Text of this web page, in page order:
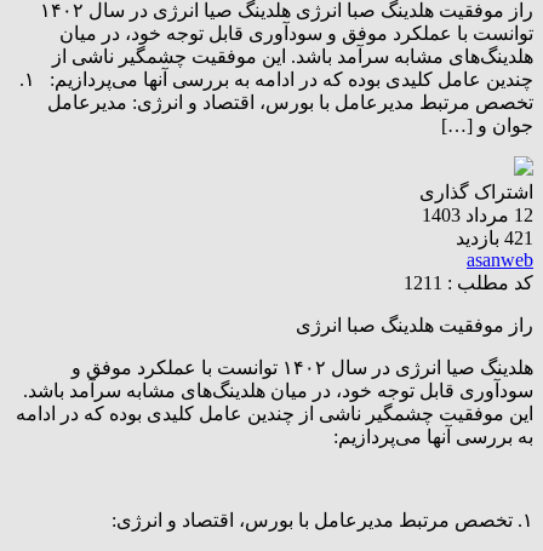
راز موفقیت هلدینگ صبا انرژی هلدینگ صیا انرژی در سال ۱۴۰۲
توانست با عملکرد موفق و سودآوری قابل توجه خود، در میان
هلدینگ‌های مشابه سرآمد باشد. این موفقیت چشمگیر ناشی از
چندین عامل کلیدی بوده که در ادامه به بررسی آنها می‌پردازیم: ۱.
تخصص مرتبط مدیرعامل با بورس، اقتصاد و انرژی: مدیرعامل
جوان و […]
اشتراک گذاری
12 مرداد 1403
421 بازدید
asanweb
کد مطلب : 1211
راز موفقیت هلدینگ صبا انرژی
هلدینگ صیا انرژی در سال ۱۴۰۲ توانست با عملکرد موفق و
سودآوری قابل توجه خود، در میان هلدینگ‌های مشابه سرآمد باشد.
این موفقیت چشمگیر ناشی از چندین عامل کلیدی بوده که در ادامه
به بررسی آنها می‌پردازیم:
۱. تخصص مرتبط مدیرعامل با بورس، اقتصاد و انرژی: